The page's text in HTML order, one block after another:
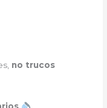
no trucos